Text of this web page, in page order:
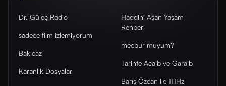
Dr. Güleç Radio
sadece film izlemiyorum
Bakıcaz
Karanlık Dosyalar
Haddini Aşan Yaşam
Rehberi
mecbur muyum?
Tarihte Acaib ve Garaib
Barış Özcan ile 111Hz